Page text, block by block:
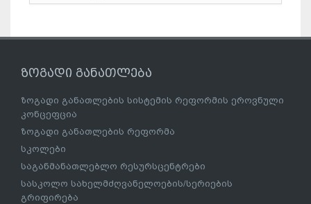
ზოგადი განათლება
ზოგადი განათლების სისტემის რეფორმის ეროვნული
კონცეფცია
ზოგადი განათლების რეფორმა
სკოლები
საგანმანათლებლო რესურსცენტრები
სასკოლო სახელმძღვანელოების/სერიების
გრიფირება